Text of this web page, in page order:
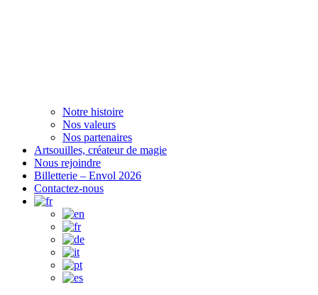
Notre histoire
Nos valeurs
Nos partenaires
Artsouilles, créateur de magie
Nous rejoindre
Billetterie – Envol 2026
Contactez-nous